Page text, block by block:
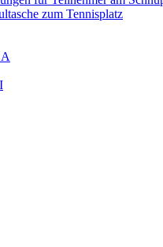
zum Tennisplatz